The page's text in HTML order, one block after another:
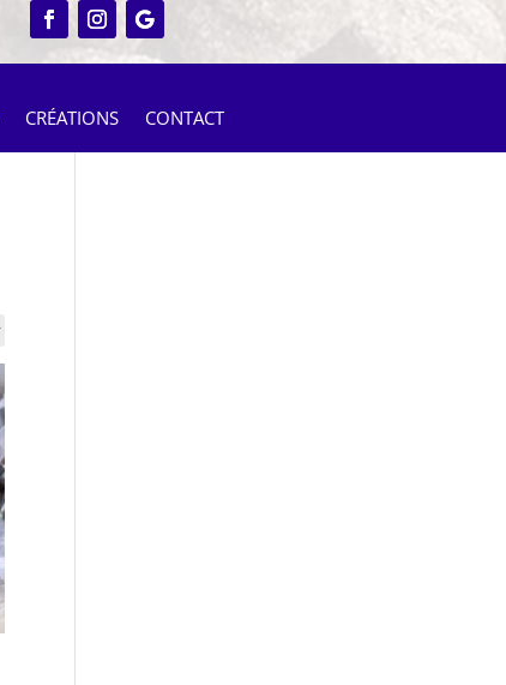
CRÉATIONS CONTACT